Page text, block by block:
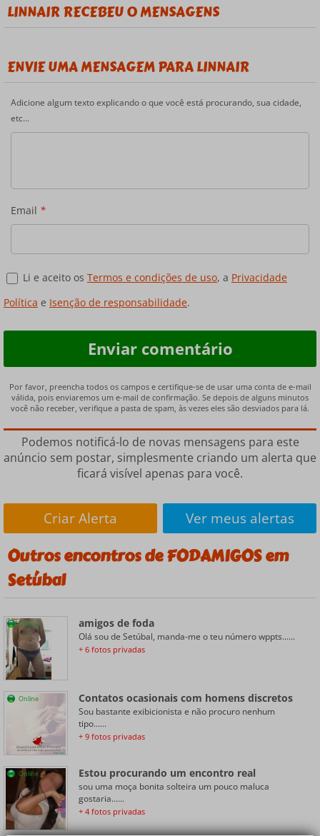
LINNAIR RECEBEU 0 MENSAGENS
ENVIE UMA MENSAGEM PARA LINNAIR
Adicione algum texto explicando o que você está procurando, sua cidade,
etc...
Email *
Li e aceito os Termos e condições de uso, a Privacidade
Política e Isenção de responsabilidade.
Por favor, preencha todos os campos e certifique-se de usar uma conta de e-mail
válida, pois enviaremos um e-mail de confirmação. Se depois de alguns minutos
você não receber, verifique a pasta de spam, às vezes eles são desviados para lá.
Podemos notificá-lo de novas mensagens para este
anúncio sem postar, simplesmente criando um alerta que
ficará visível apenas para você.
Criar Alerta Ver meus alertas
Outros encontros de FODAMIGOS em
Setúbal
Online amigos de foda
Olá sou de Setúbal, manda-me o teu número wppts......
+ 6 fotos privadas
Online Contatos ocasionais com homens discretos
Sou bastante exibicionista e não procuro nenhum
tipo......
+ 9 fotos privadas
Online Estou procurando um encontro real
sou uma moça bonita solteira um pouco maluca
gostaria......
+ 4 fotos privadas